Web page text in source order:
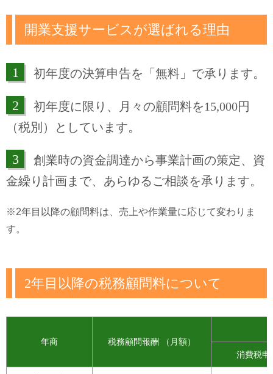
開業支援サービスが選ばれる理由
1 初年度の決算申告を「無料」で承ります。
2
初年度に限り、月々の顧問料を15,000円
（税別）としています。
3
創業時の資金調達から事業計画の策定、資
金繰り計画まで、あらゆるご相談を承ります。
※2年目以降の顧問料は、売上や作業量に応じて変わりま
す。
2年目以降の税務顧問料について
年商
税務顧問報酬 （月額）
消費税申